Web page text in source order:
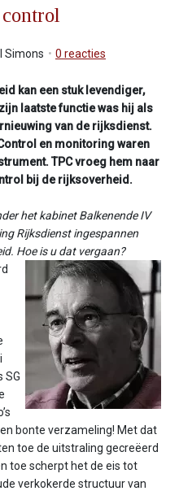
Simons 0 reacties
kan een stuk levendiger,
laatste functie was hij als
van de rijksdienst.
en monitoring waren
TPC vroeg hem naar
bij de rijksoverheid.
het kabinet Balkenende IV
Rijksdienst ingespannen
Hoe is u dat vergaan?
SG
bonte verzameling! Met dat
toe de uitstraling gecreëerd
toe scherpt het de eis tot
verkokerde structuur van